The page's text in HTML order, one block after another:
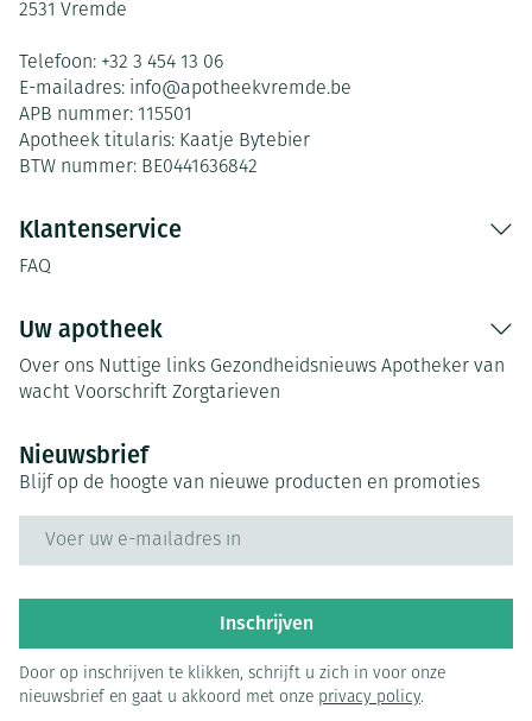
2531 Vremde
Telefoon: +32 3 454 13 06
E-mailadres: info@apotheekvremde.be
APB nummer: 115501
Apotheek titularis: Kaatje Bytebier
BTW nummer: BE0441636842
Klantenservice
FAQ
Uw apotheek
Over ons Nuttige links Gezondheidsnieuws Apotheker van
wacht Voorschrift Zorgtarieven
Nieuwsbrief
Blijf op de hoogte van nieuwe producten en promoties
Inschrijven
Door op inschrijven te klikken, schrijft u zich in voor onze
nieuwsbrief en gaat u akkoord met onze privacy policy.